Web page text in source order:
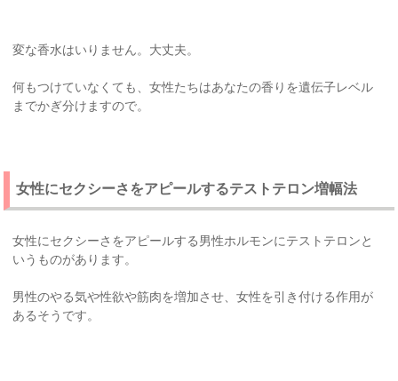
変な香水はいりません。大丈夫。
何もつけていなくても、女性たちはあなたの香りを遺伝子レベル
までかぎ分けますので。
女性にセクシーさをアピールするテストテロン増幅法
女性にセクシーさをアピールする男性ホルモンにテストテロンと
いうものがあります。
男性のやる気や性欲や筋肉を増加させ、女性を引き付ける作用が
あるそうです。